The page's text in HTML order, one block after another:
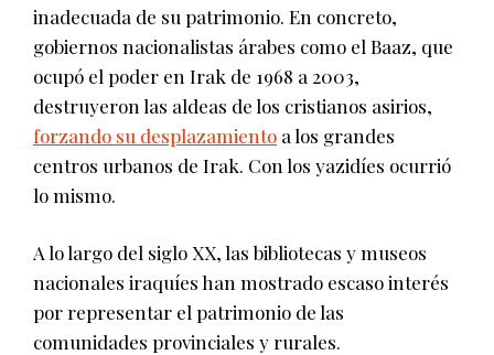
inadecuada de su patrimonio. En concreto,
gobiernos nacionalistas árabes como el Baaz, que
ocupó el poder en Irak de 1968 a 2003,
destruyeron las aldeas de los cristianos asirios,
forzando su desplazamiento a los grandes
centros urbanos de Irak. Con los yazidíes ocurrió
lo mismo.
A lo largo del siglo XX, las bibliotecas y museos
nacionales iraquíes han mostrado escaso interés
por representar el patrimonio de las
comunidades provinciales y rurales.